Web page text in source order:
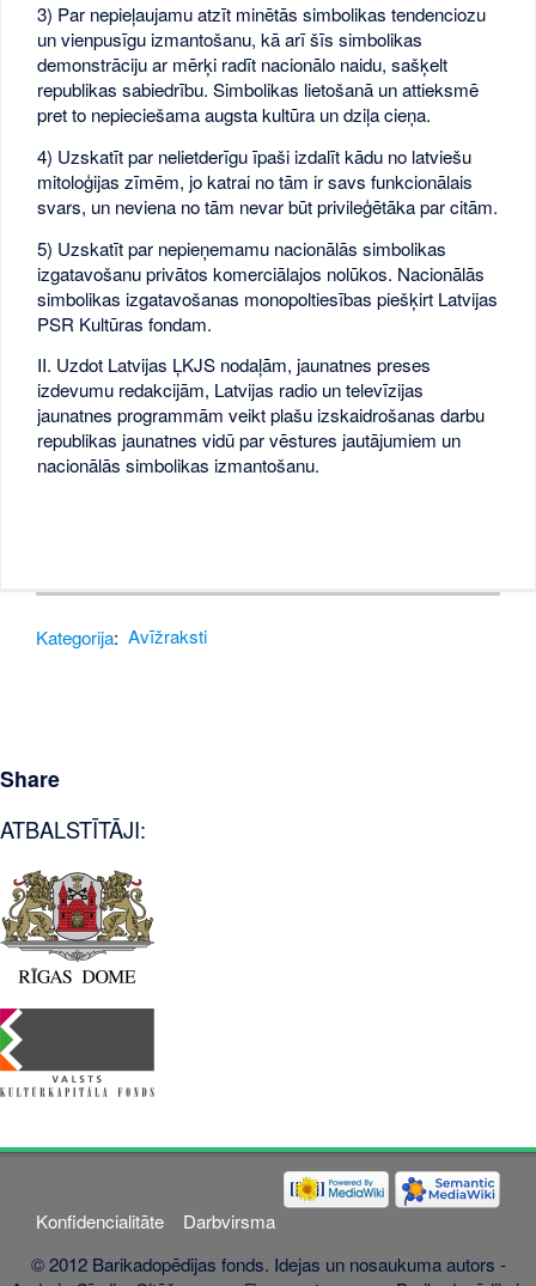
3) Par nepieļaujamu atzīt minētās simbolikas tendenciozu
un vienpusīgu izmantošanu, kā arī šīs simbolikas
demonstrāciju ar mērķi radīt nacionālo naidu, sašķelt
republikas sabiedrību. Simbolikas lietošanā un attieksmē
pret to nepieciešama augsta kultūra un dziļa cieņa.
4) Uzskatīt par nelietderīgu īpaši izdalīt kādu no latviešu
mitoloģijas zīmēm, jo katrai no tām ir savs funkcionālais
svars, un neviena no tām nevar būt privileģētāka par citām.
5) Uzskatīt par nepieņemamu nacionālās simbolikas
izgatavošanu privātos komerciālajos nolūkos. Nacionālās
simbolikas izgatavošanas monopoltiesības piešķirt Latvijas
PSR Kultūras fondam.
II. Uzdot Latvijas ĻKJS nodaļām, jaunatnes preses
izdevumu redakcijām, Latvijas radio un televīzijas
jaunatnes programmām veikt plašu izskaidrošanas darbu
republikas jaunatnes vidū par vēstures jautājumiem un
nacionālās simbolikas izmantošanu.
Kategorija: Avīžraksti
Share
ATBALSTĪTĀJI:
Konfidencialitāte
Darbvirsma
© 2012 Barikadopēdijas fonds. Idejas un nosaukuma autors -